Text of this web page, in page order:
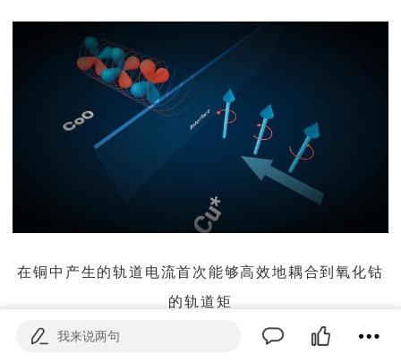
在铜中产生的轨道电流首次能够高效地耦合到氧化钴
的轨道矩
传统电子设备依赖电子的电荷属性传输和
我来说两句